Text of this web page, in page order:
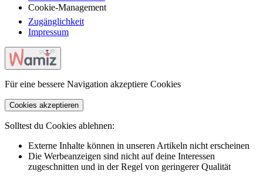
Cookie-Management
Zugänglichkeit
Impressum
Für eine bessere Navigation akzeptiere Cookies
Cookies akzeptieren
Solltest du Cookies ablehnen:
Externe Inhalte können in unseren Artikeln nicht erscheinen
Die Werbeanzeigen sind nicht auf deine Interessen
zugeschnitten und in der Regel von geringerer Qualität